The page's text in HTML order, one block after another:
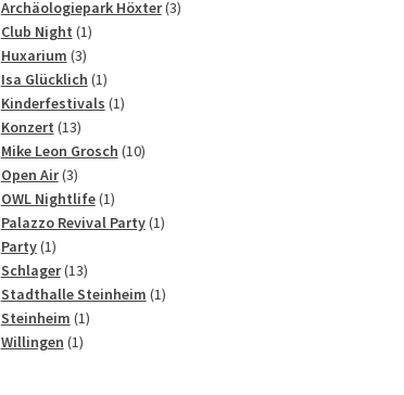
Archäologiepark Höxter 33
Club Night 11
Huxarium 33
Produkte
Isa Glücklich 11
Produkt
Kinderfestivals 11
Konzert 1313
Produkte
Mike Leon Grosch 1010
Open Air 33
Produkte
OWL Nightlife 11
Produkt
Palazzo Revival Party 11
Party 11
Produkt
Schlager 1313
Produkte
Stadthalle Steinheim 11
Steinheim 11
Willingen 11